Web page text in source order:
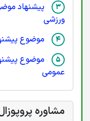
پیشنهاد
ورزشی
موضوع
موضوع
عمومی
مشاوره